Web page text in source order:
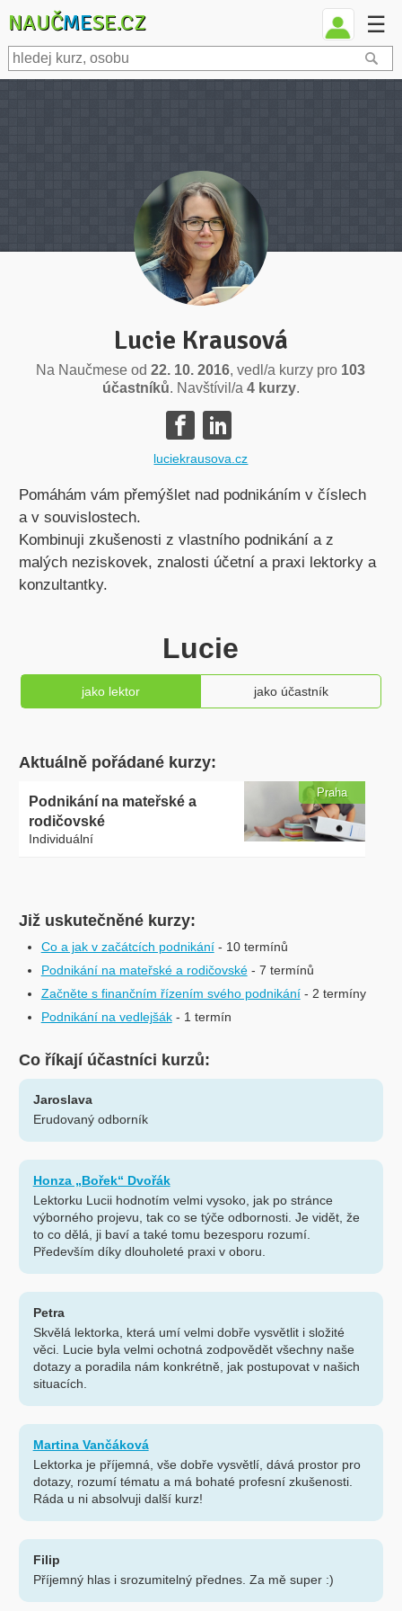
NAUČMESE.CZ ☰
Lucie Krausová
Na Naučmese od22. 10. 2016, vedl/a kurzy pro 103
účastníků. Navštívil/a 4 kurzy.
luciekrausova.cz
Pomáhám vám přemýšlet nad podnikáním v číslech
a v souvislostech.
Kombinuji zkušenosti z vlastního podnikání a z
malých neziskovek, znalosti účetní a praxi lektorky a
konzultantky.
Lucie
jako lektor jako účastník
Aktuálně pořádané kurzy:
Podnikání na mateřské a
rodičovské
Individuální
Praha
Již uskutečněné kurzy:
Co a jak v začátcích podnikání - 10 termínů
Podnikání na mateřské a rodičovské - 7 termínů
Začněte s finančním řízením svého podnikání - 2 termíny
Podnikání na vedlejšák - 1 termín
Co říkají účastníci kurzů:
Jaroslava
Erudovaný odborník
Honza „Bořek“ Dvořák
Lektorku Lucii hodnotím velmi vysoko, jak po stránce
výborného projevu, tak co se týče odbornosti. Je vidět, že
to co dělá, ji baví a také tomu bezesporu rozumí.
Především díky dlouholeté praxi v oboru.
Petra
Skvělá lektorka, která umí velmi dobře vysvětlit i složité
věci. Lucie byla velmi ochotná zodpovědět všechny naše
dotazy a poradila nám konkrétně, jak postupovat v našich
situacích.
Martina Vančáková
Lektorka je příjemná, vše dobře vysvětlí, dává prostor pro
dotazy, rozumí tématu a má bohaté profesní zkušenosti.
Ráda u ni absolvuji další kurz!
Filip
Příjemný hlas i srozumitelný přednes. Za mě super :)